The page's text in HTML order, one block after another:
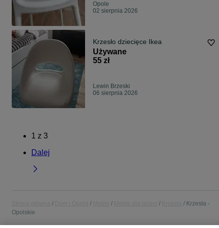
Opole
02 sierpnia 2026
Krzesło dziecięce Ikea
Używane
55 zł
Lewin Brzeski
06 sierpnia 2026
1 z 3
Dalej
Krzesła -
Opolskie